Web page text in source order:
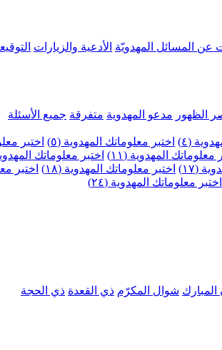
عن المسائل المهدويّة الأدعية والزيارات
الظهور مدعو المهدوية متفرقة جميع الأسئلة
(٤) اختبر معلوماتك المهدوية (٥) اختبر
معلوماتك المهدوية (١١) اختبر معلوماتك المهدوية
(١٧) اختبر معلوماتك المهدوية (١٨) اختبر
اختبر معلوماتك المهدوية (٢٤)
شوال المكرّم ذي القعدة ذي الحجة